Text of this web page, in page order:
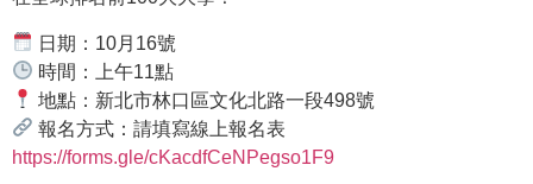
日期：10月16號
時間：上午11點
地點：新北市林口區文化北路一段498號
報名方式：請填寫線上報名表
https://forms.gle/cKacdfCeNPegso1F9